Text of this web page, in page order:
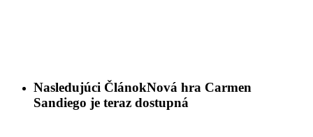
Nasledujúci ČlánokNová hra Carmen
Sandiego je teraz dostupná